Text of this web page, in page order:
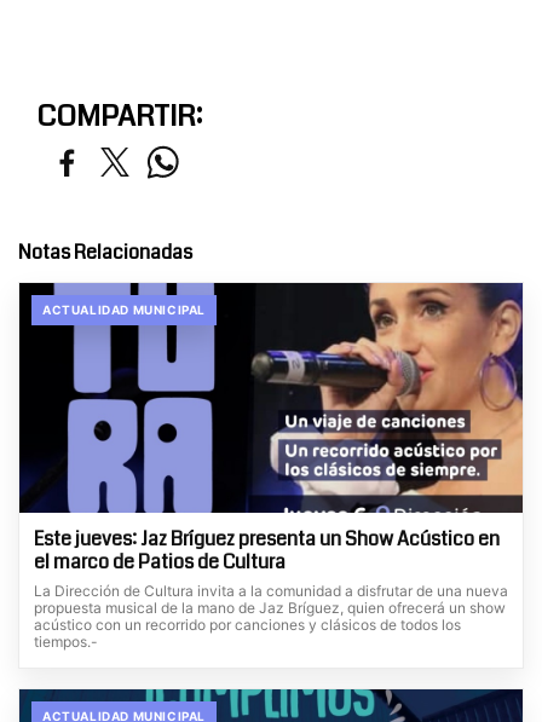
COMPARTIR:
Notas Relacionadas
ACTUALIDAD MUNICIPAL
Este jueves: Jaz Bríguez presenta un Show Acústico en
el marco de Patios de Cultura
La Dirección de Cultura invita a la comunidad a disfrutar de una nueva
propuesta musical de la mano de Jaz Bríguez, quien ofrecerá un show
acústico con un recorrido por canciones y clásicos de todos los
tiempos.-
ACTUALIDAD MUNICIPAL